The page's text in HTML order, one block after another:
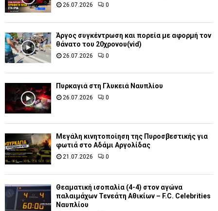
26.07.2026 0
Άργος συγκέντρωση και πορεία με αφορμή τον
θάνατο του 20χρονου(vid)
26.07.2026 0
Πυρκαγιά στη Γλυκειά Ναυπλίου
26.07.2026 0
Μεγάλη κινητοποίηση της Πυροσβεστικής για
φωτιά στο Αδάμι Αργολίδας
21.07.2026 0
Θεαματική ισοπαλία (4-4) στον αγώνα
παλαιμάχων Τενεάτη Αθικίων – F.C. Celebrities
Ναυπλίου